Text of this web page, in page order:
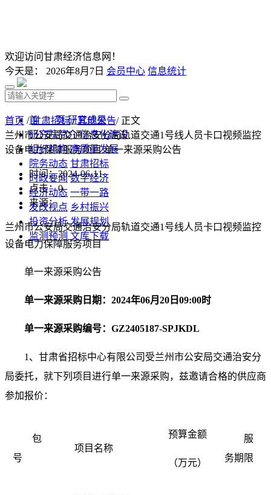
欢迎访问甘肃经济信息网！
今天是： 2026年8月7日 会员中心 信息统计
首 页 研究成果
研究院简介 信息化建设
组织机构 高质量发展
院务动态 甘肃招标
时政要闻 数字经济
经济动态 一带一路
发改视点 乡村振兴
投资分析 发展规划
监测预测 文库下载
首页 /甘肃招标/其他公告/ 正文
兰州市公安局交通治安分局轨道交通1号线人员卡口视频监控
设备电力保障服务项目 单一来源采购公告
时间：2024-06-11
点击：0
来源：
兰州市公安局交通治安分局轨道交通1 号线人员卡口视频监控
设备电力保障服务项目
单一来源采购公告
单一来源采购日期： 2024年06月 20 日 09:00时
单一来源采购编号： GZ2405187-SPJKDL
1 、甘肃省招标中心有限公司受兰州市公安局交通治安分
局委托，就下列项目进行单一来源采购，兹邀请合格的供应商
参加报价：
包
号
项目名称
预算金额
（万元）
服
务期限